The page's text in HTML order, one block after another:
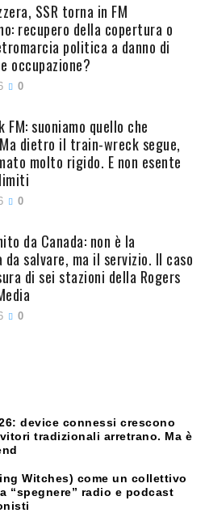
SSR torna in FM
recupero della copertura o
politica a danno di
occupazione?
0
FM: suoniamo quello che
dietro il train-wreck segue,
molto rigido. E non esente
0
da Canada: non è la
salvare, ma il servizio. Il caso
di sei stazioni della Rogers
0
device connessi crescono
tradizionali arretrano. Ma è
Witches) come un collettivo
“spegnere” radio e podcast